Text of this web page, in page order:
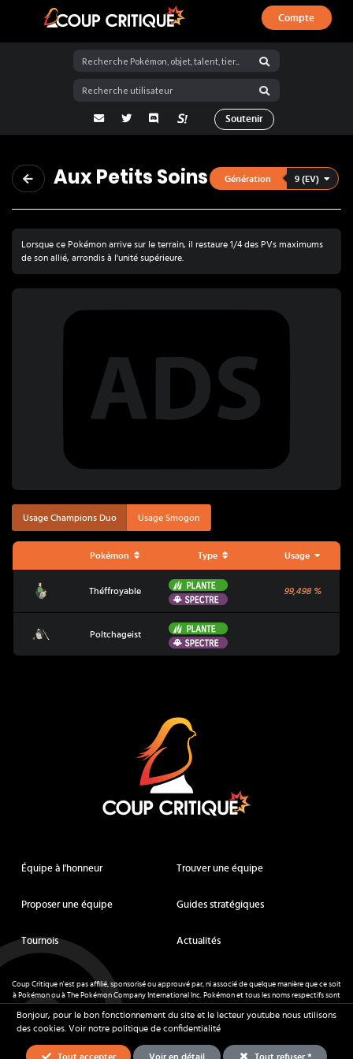
Coup Critique
Compte
adresse email
Twitter Discord La Salty Room sur Pokémon
Soutenir
Aux Petits Soins Génération 9 (EV)
Lorsque ce Pokémon arrive sur le terrain, il restaure 1/4 des PVs maximums
de son allié, arrondis à l'unité supérieure.
Usage Champions Duo Usage Smogon
Pokémon Type Usage
Théffroyable
Plante
Spectre
99,498%
Poltchageist
Plante
Spectre
Équipe à l'honneur Trouver une équipe
Proposer une équipe Guides stratégiques
Tournois Actualités
Coup Critique n'est pas affilié, sponsorisé ou approuvé par, ni associé de quelque manière que ce soit
à Pokémon ou à The Pokémon Company International Inc. Pokémon et tous les noms respectifs sont
des marques déposées et des marques déposées. © de Nintendo 1996-2026.
Mentions légales - CGU- Tous droits réservés - Coup Critique
Bonjour, pour le bon fonctionnement du site et le lecteur youtube nous utilisons
des cookies. Voir notre politique de confidentialité
Tout accepter Voir en détail Tout refuser *